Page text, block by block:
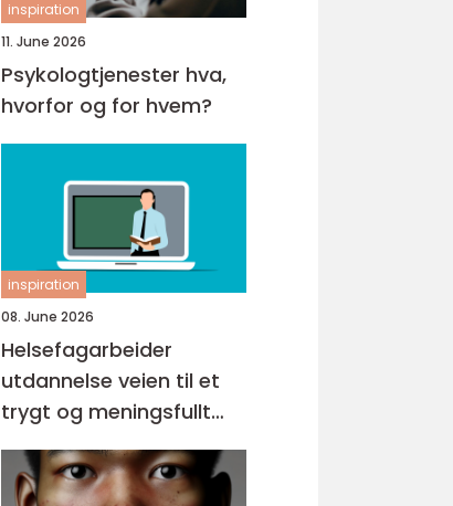
inspiration
11. June 2026
Psykologtjenester hva,
hvorfor og for hvem?
inspiration
08. June 2026
Helsefagarbeider
utdannelse veien til et
trygt og meningsfullt
yrke